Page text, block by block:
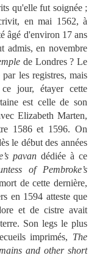
qu'elle fut soignée ;
en mai 1562, à
âgé d'environ 17 ans
admis, en novembre
de Londres ? Le
les registres, mais
jour, étayer cette
est celle de son
Elizabeth Marten,
1586 et 1596. On
le début des années
pavan dédiée à ce
of Pembroke’s
de cette dernière,
en 1594 atteste que
et de cistre avait
Son legs le plus
imprimés, The
and other short